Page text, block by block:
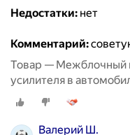
Недостатки: нет
Комментарий:
Товар — Межблочный
усилителя в
Lite 4RCA 5M
Валерий Ш.